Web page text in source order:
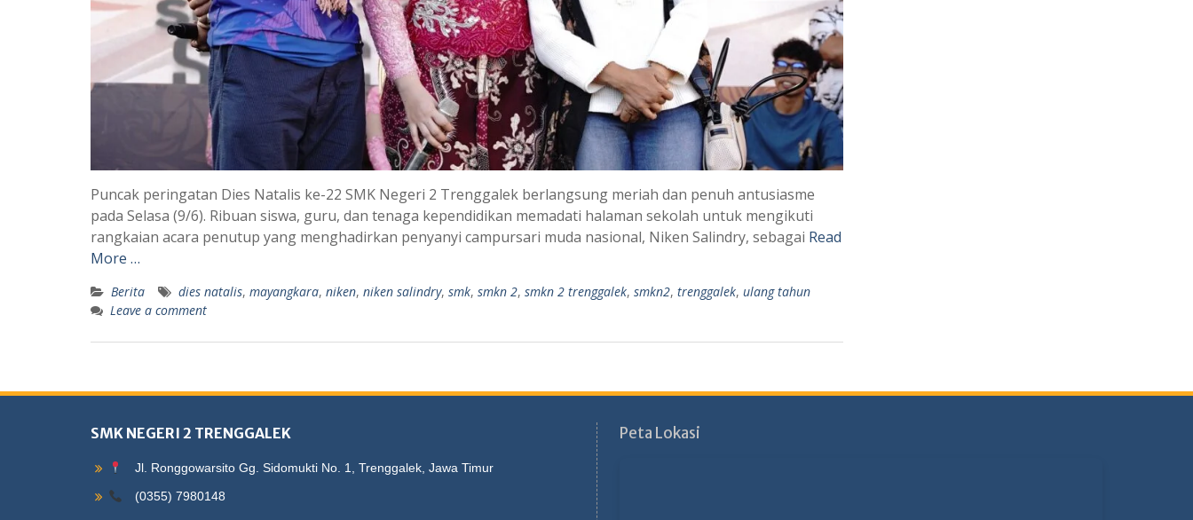
Puncak peringatan Dies Natalis ke-22 SMK Negeri 2 Trenggalek berlangsung meriah dan penuh antusiasme
pada Selasa (9/6). Ribuan siswa, guru, dan tenaga kependidikan memadati halaman sekolah untuk mengikuti
rangkaian acara penutup yang menghadirkan penyanyi campursari muda nasional, Niken Salindry, sebagai Read
More …
Berita dies natalis, mayangkara, niken, niken salindry, smk, smkn 2, smkn 2 trenggalek, smkn2, trenggalek, ulang tahun
Leave a comment
SMK NEGERI 2 TRENGGALEK
Jl. Ronggowarsito Gg. Sidomukti No. 1, Trenggalek, Jawa Timur
(0355) 7980148
Peta Lokasi